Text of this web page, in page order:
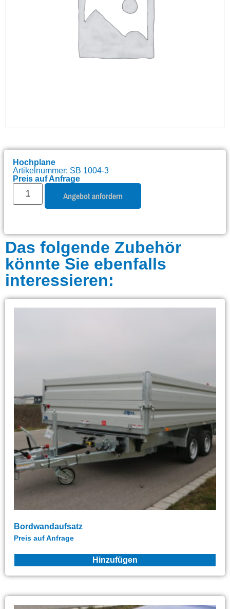
Hochplane
Artikelnummer: SB 1004-3
Preis auf Anfrage
Angebot anfordern
Das folgende Zubehör
könnte Sie ebenfalls
interessieren:
Bordwandaufsatz
Preis auf Anfrage
Hinzufügen